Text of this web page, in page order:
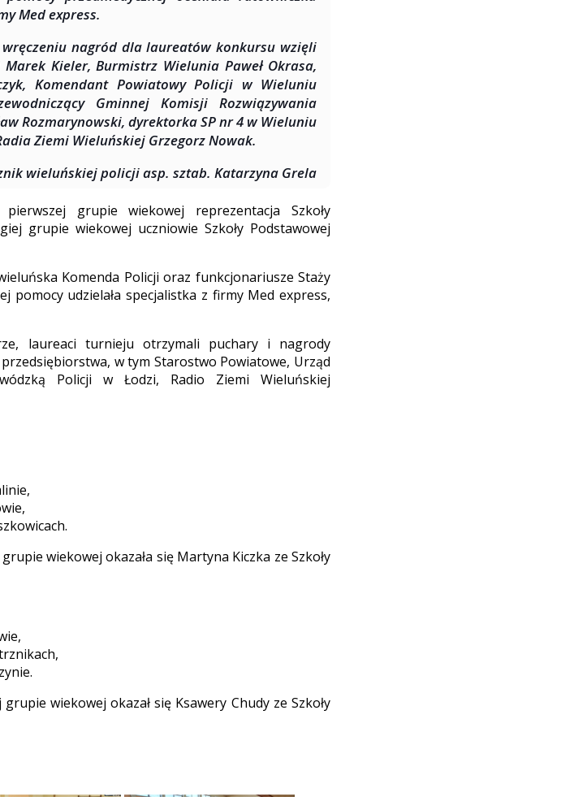
Med express.
nagród dla laureatów konkursu wzięli
Kieler, Burmistrz Wielunia Paweł Okrasa,
Komendant Powiatowy Policji w Wieluniu
Gminnej Komisji Rozwiązywania
Rozmarynowski, dyrektorka SP nr 4 w Wieluniu
Ziemi Wieluńskiej Grzegorz Nowak.
wieluńskiej policji asp. sztab. Katarzyna Grela
grupie wiekowej reprezentacja Szkoły
grupie wiekowej uczniowie Szkoły Podstawowej
Komenda Policji oraz funkcjonariusze Staży
pomocy udzielała specjalistka z firmy Med express,
laureaci turnieju otrzymali puchary i nagrody
w tym Starostwo Powiatowe, Urząd
Policji w Łodzi, Radio Ziemi Wieluńskiej
wiekowej okazała się Martyna Kiczka ze Szkoły
wiekowej okazał się Ksawery Chudy ze Szkoły